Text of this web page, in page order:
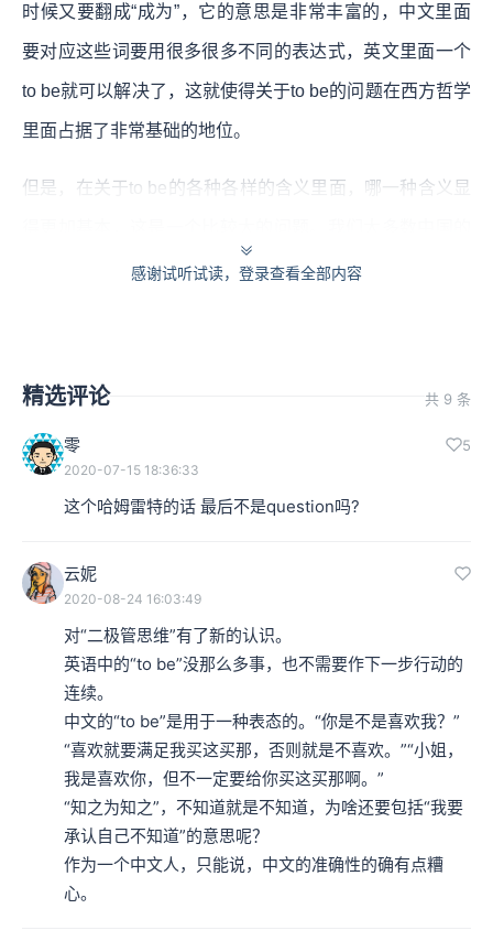
时候又要翻成“成为”，它的意思是非常丰富的，中文里面
要对应这些词要用很多很多不同的表达式，英文里面一个
to be就可以解决了，这就使得关于to be的问题在西方哲学
里面占据了非常基础的地位。
但是，在关于to be的各种各样的含义里面，哪一种含义显
学者在讨论与to be相关的问题的时候，首先想到的一个中
当中，“是”这个词的意象是具有比较大的优先性的。
本集编辑：sy、朵夫
感谢试听试读，登录查看全部内容
精选评论 共 9 条
零 5
2020-07-15 18:36:33
这个哈姆雷特的话 最后不是question吗?
云妮
2020-08-24 16:03:49
对“二极管思维”有了新的认识。
英语中的“to be”没那么多事，也不需要作下一步行动的
连续。
中文的“to be”是用于一种表态的。“你是不是喜欢我？”
“喜欢就要满足我买这买那，否则就是不喜欢。”“小姐，
我是喜欢你，但不一定要给你买这买那啊。”
“知之为知之”，不知道就是不知道，为啥还要包括“我要
承认自己不知道”的意思呢？
作为一个中文人，只能说，中文的准确性的确有点糟
心。